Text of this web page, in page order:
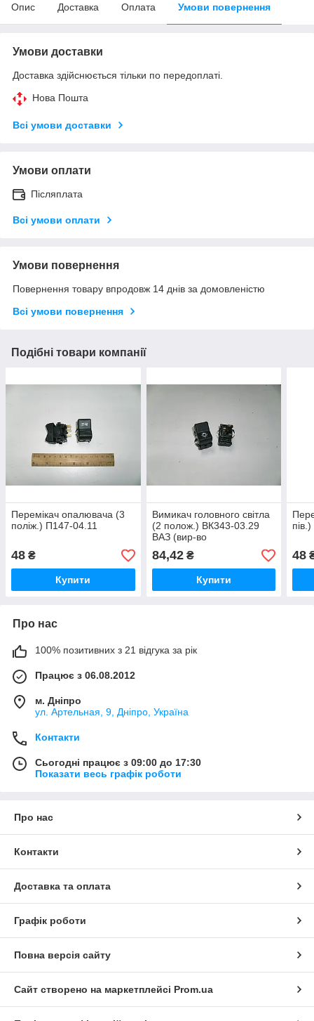
Опис Доставка Оплата Умови повернення
Умови доставки
Доставка здійснюється тільки по передоплаті.
Нова Пошта
Всі умови доставки
Умови оплати
Післяплата
Всі умови оплати
Умови повернення
Повернення товару впродовж 14 днів за домовленістю
Всі умови повернення
Подібні товари компанії
Перемікач опалювача (3
поліж.) П147-04.11
48 ₴
Купити
Вимикач головного світла
(2 полож.) ВК343-03.29
ВАЗ (вир-во
"Автоарматура")
84,42₴
Купити
48
Про нас
100% позитивних з 21 відгука за рік
Працює з 06.08.2012
м. Дніпро
ул. Артельная, 9, Дніпро, Україна
Контакти
Сьогодні працює з 09:00 до 17:30
Показати весь графік роботи
Про нас
Контакти
Доставка та оплата
Графік роботи
Повна версія сайту
Сайт створено на маркетплейсі Prom.ua